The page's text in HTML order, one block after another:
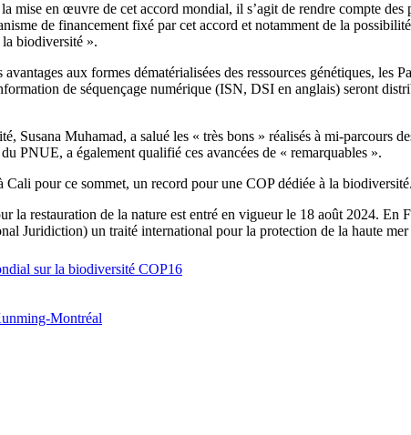
mise en œuvre de cet accord mondial, il s’agit de rendre compte des
de financement fixé par cet accord et notamment de la
biodiversité ».
aux formes dématérialisées des ressources génétiques,
de séquençage numérique (ISN, DSI en anglais) seront
Susana Muhamad, a salué les « très bons » réalisés à mi-parcours
PNUE, a également qualifié ces avancées de « remarquables ».
pour ce sommet, un record pour une COP dédiée à la
la restauration de la nature est entré en vigueur le 18 août 2024.
Juridiction) un traité international pour la protection de la haute
sur la biodiversité COP16
Montréal